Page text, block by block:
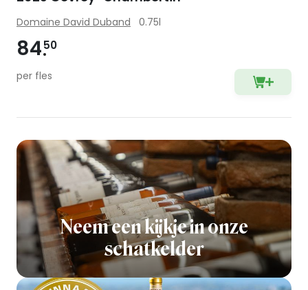
Neem een kijkje in onze
schatkelder
Domaine David Duband 0.75l
8450
per fles